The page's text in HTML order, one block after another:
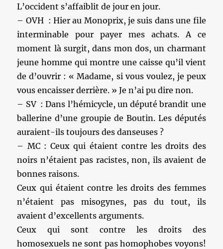
L’occident s’affaiblit de jour en jour.
– OVH : Hier au Monoprix, je suis dans une file
interminable pour payer mes achats. A ce
moment là surgit, dans mon dos, un charmant
jeune homme qui montre une caisse qu’il vient
de d’ouvrir : « Madame, si vous voulez, je peux
vous encaisser derrière. » Je n’ai pu dire non.
– SV : Dans l’hémicycle, un député brandit une
ballerine d’une groupie de Boutin. Les députés
auraient-ils toujours des danseuses ?
– MC : Ceux qui étaient contre les droits des
noirs n’étaient pas racistes, non, ils avaient de
bonnes raisons.
Ceux qui étaient contre les droits des femmes
n’étaient pas misogynes, pas du tout, ils
avaient d’excellents arguments.
Ceux qui sont contre les droits des
homosexuels ne sont pas homophobes voyons!